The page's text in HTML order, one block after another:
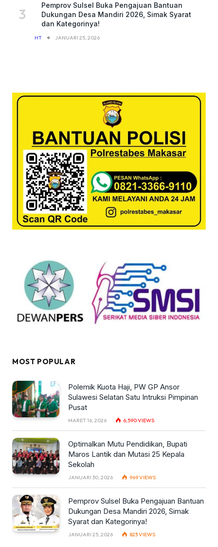
Pemprov Sulsel Buka Pengajuan Bantuan
Dukungan Desa Mandiri 2026, Simak Syarat
dan Kategorinya!
HT JANUARI 25, 2026
MOST POPULAR
Polemik Kuota Haji, PW GP Ansor
Sulawesi Selatan Satu Intruksi Pimpinan
Pusat
MARET 16, 2026 6,590VIEWS
Optimalkan Mutu Pendidikan, Bupati
Maros Lantik dan Mutasi 25 Kepala
Sekolah
JANUARI 30, 2026 969VIEWS
Pemprov Sulsel Buka Pengajuan Bantuan
Dukungan Desa Mandiri 2026, Simak
Syarat dan Kategorinya!
JANUARI 25, 2026 823VIEWS